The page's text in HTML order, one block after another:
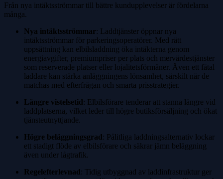
Från nya intäktsströmmar till bättre kundupplevelser är fördelarna
många.
Nya intäktsströmmar: Laddtjänster öppnar nya
intäktsströmmar för parkeringsoperatörer. Med rätt
uppsättning kan elbilsladdning öka intäkterna genom
energiavgifter, premiumpriser per plats och mervärdestjänster
som reserverade platser eller lojalitetsförmåner. Även ett fåtal
laddare kan stärka anläggningens lönsamhet, särskilt när de
matchas med efterfrågan och smarta prisstrategier.
Längre vistelsetid: Elbilsförare tenderar att stanna längre vid
laddplatserna, vilket leder till högre butiksförsäljning och ökat
tjänsteutnyttjande.
Högre beläggningsgrad: Pålitliga laddningsalternativ lockar
ett stadigt flöde av elbilsförare och säkrar jämn beläggning
även under lågtrafik.
Regelefterlevnad: Tidig utbyggnad av laddinfrastruktur ger